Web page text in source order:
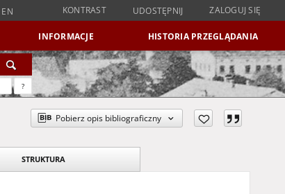
EN KONTRAST UDOSTĘPNIJ ZALOGUJ SIĘ
INFORMACJE HISTORIA PRZEGLĄDANIA
?
Pobierz opis bibliograficzny
STRUKTURA